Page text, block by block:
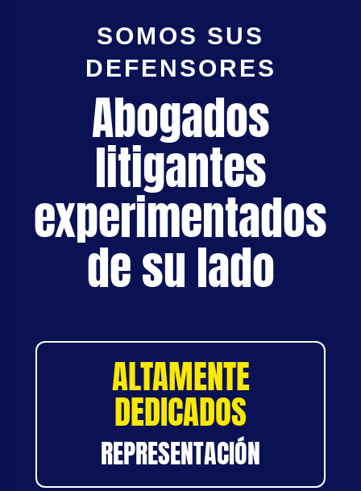
SOMOS SUS
DEFENSORES
Abogados
litigantes
experimentados
de su lado
ALTAMENTE
DEDICADOS
REPRESENTACIÓN